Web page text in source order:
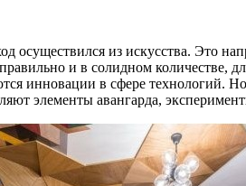
осуществился из искусства.
и в солидном количестве,
инновации в сфере технологий.
элементы авангарда,